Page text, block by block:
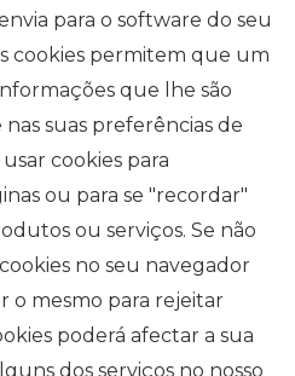
para o software do seu
cookies permitem que um
que lhe são
suas preferências de
cookies para
ou para se "recordar"
ou serviços. Se não
no seu navegador
o mesmo para rejeitar
poderá afectar a sua
dos serviços no nosso